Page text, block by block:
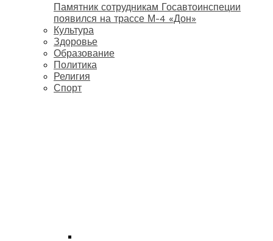
Памятник сотрудникам Госавтоинспеции
появился на трассе М-4 «Дон»
Культура
Здоровье
Образование
Политика
Религия
Спорт